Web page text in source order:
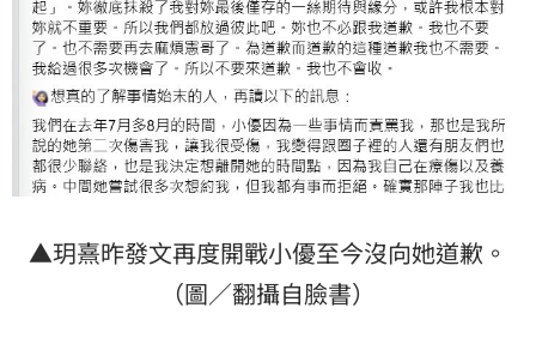
▲玥熹昨發文再度開戰小優至今沒向她道歉。
（圖／翻攝自臉書）